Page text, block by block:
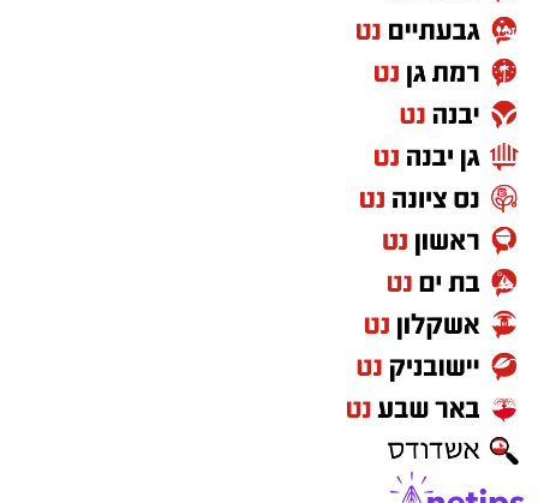
שתי הקבוצות ייפגשו למשחק גומלין בשבוע הבא
בסרביה ואנחנו מחזיקים אצבעות להפועל באר
שבע ובמיוחד לאיתי רוטמן.
הערב אריאל רוטמן עמד במרכז ההגנה של הפועל
באר שבע שעם קצת מזל תגיע השנה לליגת
האלופות בכדורגל וסוף סוף יהיה לנס ציונה נציג
בליגת האלופות, במפעל הכדורגל השני בחשיבותו
בעולם אחרי המונדיאל.
בדקות הסיום של המשחק היה נדמה שהוא מתח
שריר אבל איתי רוטמן הראה לכולם מה זה אופי
ונשאר במגרש עד לשריקת הסיום.
הכול התחיל במגרשים של נס ציונה ואבא אריאל
מאחורי ההצלחה של